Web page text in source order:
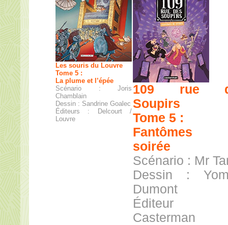
Les souris du Louvre
Tome 5 :
La plume et l’épée
Scénario : Joris
Chamblain
Dessin : Sandrine Goalec
Éditeurs : Delcourt /
Louvre
109 rue
Soupirs
Tome 5 :
Fantômes
soirée
Scénario : Mr
Dessin :
Dumont
Casterman